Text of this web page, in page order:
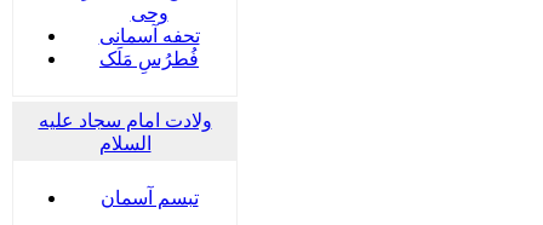
وحی
تحفه آسمانی
فُطرُسِ مَلَک
ولادت امام سجاد علیه
السلام
تبسم آسمان